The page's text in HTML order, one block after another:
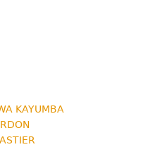
KAYUMBA